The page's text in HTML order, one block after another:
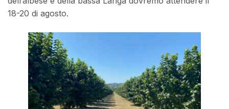
18-20 di agosto.